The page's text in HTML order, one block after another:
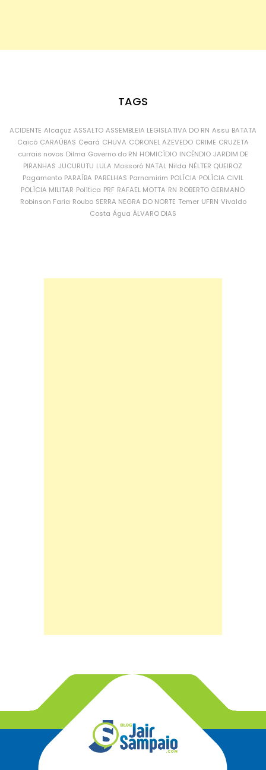
TAGS
ACIDENTE Alcaçuz ASSALTO ASSEMBLEIA LEGISLATIVA DO RN Assu BATATA
Caicó CARAÚBAS Ceará CHUVA CORONEL AZEVEDO CRIME CRUZETA
currais novos Dilma Governo do RN HOMICÍDIO INCÊNDIO JARDIM DE
PIRANHAS JUCURUTU LULA Mossoró NATAL Nilda NÉLTER QUEIROZ
Pagamento PARAÍBA PARELHAS Parnamirim POLÍCIA POLÍCIA CIVIL
POLÍCIA MILITAR Política PRF RAFAEL MOTTA RN ROBERTO GERMANO
Robinson Faria Roubo SERRA NEGRA DO NORTE Temer UFRN Vivaldo
Costa Água ÁLVARO DIAS